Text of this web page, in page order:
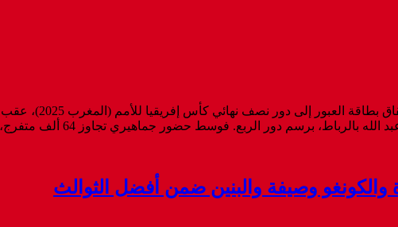
انتزع المنتخب
حضور جماهيري تجاوز 64 ألف متفرج، بصم “أسود الأطلس” على آداء متميز وقدموا مباراة ...